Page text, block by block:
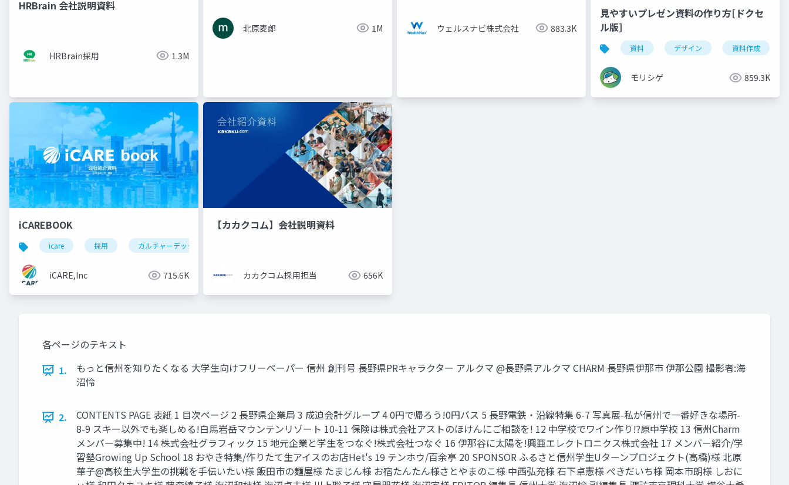
HRBrain 会社説明資料
HRBrain採用 1.3M
北原麦郎 1M ウェルスナビ株式会社 883.3K
見やすいプレゼン資料の作り方[ドクセ
ル版]
資料 デザイン 資料作成
モリシゲ 859.3K
iCAREBOOK
icare 採用 カルチャーデック
iCARE,Inc 715.6K
【カカクコム】会社説明資料
カカクコム採用担当 656K
各ページのテキスト
1.
もっと信州を知りたくなる 大学生向けフリーペーパー 信州 創刊号 長野県PRキャラクター アルクマ @長野県アルクマ CHARM 長野県伊那市 伊那公園 撮影者:海
沼怜
2.
CONTENTS PAGE 表紙 1 目次ページ 2 長野県企業局 3 成迫会計グループ 4 0円で帰ろう!0円バス 5 長野電鉄・沿線特集 6-7 写真展-私が信州で一番好きな場所-
8-9 スキー以外でも楽しめる!白馬岩岳マウンテンリゾート 10-11 保険は株式会社アストのほけんにご相談を! 12 中学校でワイン作り!?原中学校 13 信州Charm
メンバー募集中! 14 株式会社グラフィック 15 地元企業と学生をつなぐ!株式会社つなぐ 16 伊那谷に太陽を!興亜エレクトロニクス株式会社 17 メンバー紹介/学
習塾Growing Up School 18 おやき特集/作りたて生アイスのお店Het's 19 テンホウ/百余亭 20 SPONSOR ふるさと信州学生Uターンプロジェクト(高橋)様 北原
華子@高校生大学生の挑戦を手伝いたい様 飯田市の麺屋様 たまじん様 お宿たんたん様さとやまのこ様 中西弘充様 石下卓憲様 ぺきだいち様 岡本市朗様 しおに